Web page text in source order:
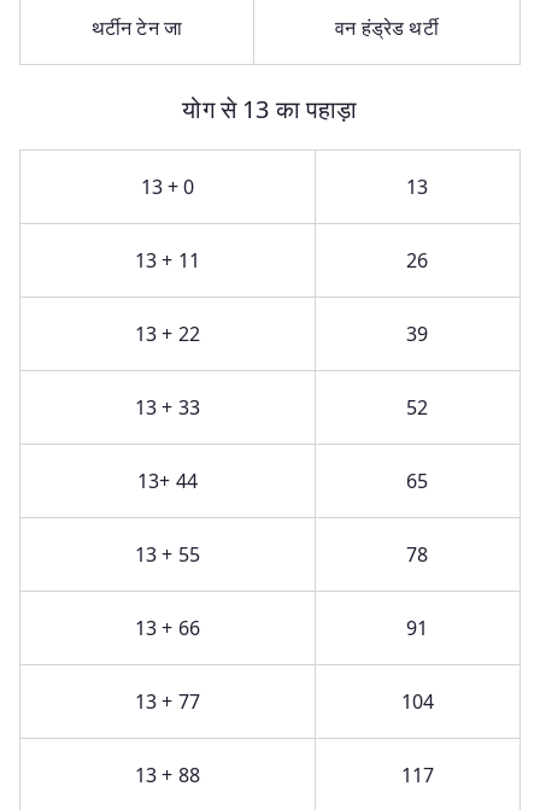
थर्टीन टेन जा वन हंड्रेड थर्टी
योग से 13 का पहाड़ा
13 + 0 13
13 + 11 26
13 + 22 39
13 + 33 52
13+ 44 65
13 + 55 78
13 + 66 91
13 + 77 104
13 + 88 117